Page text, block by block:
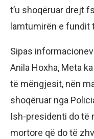
t’u shoqëruar drejt
lamtumirën e fundit
Sipas
Anila Hoxha, Meta
të mëngjesit, nën
shoqëruar nga
Ish-presidenti do të
mortore që do të